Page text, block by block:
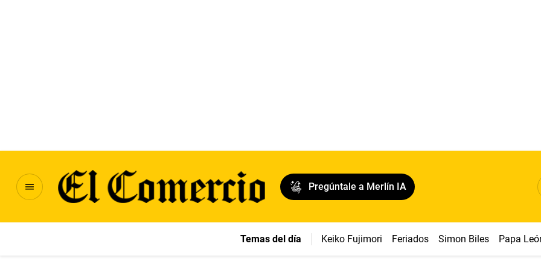
Pregúntale a Merlín IA
Temas del día Keiko Fujimori Feriados Simon Biles Papa